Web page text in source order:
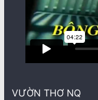
VƯỜN THƠ NQ